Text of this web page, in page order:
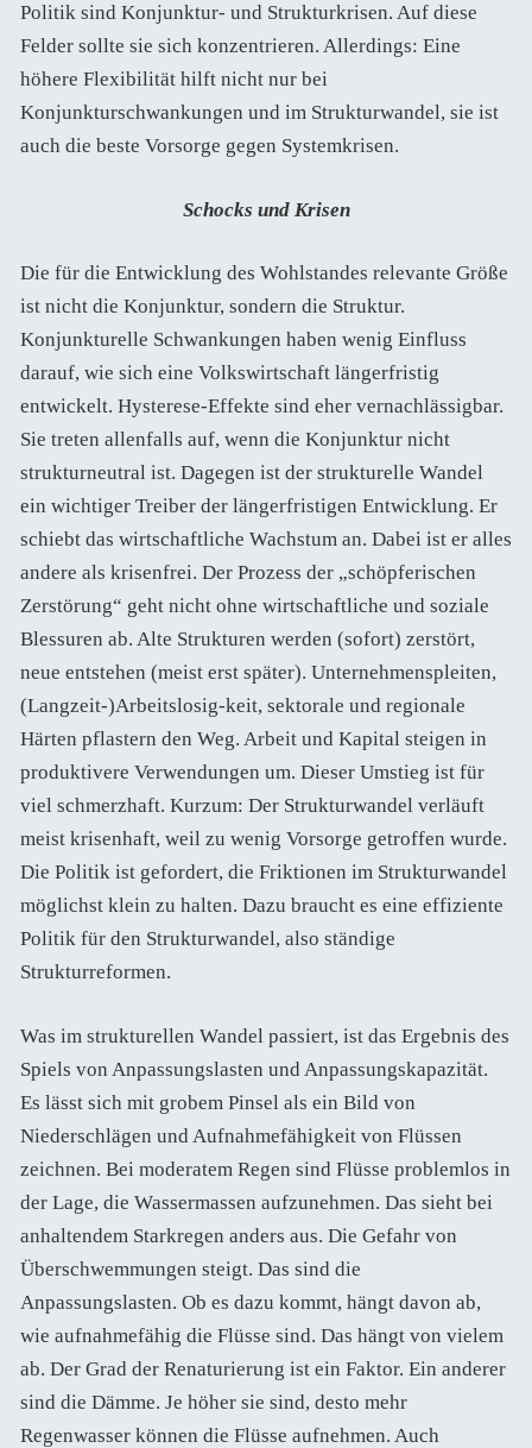
Politik sind Konjunktur- und Strukturkrisen. Auf diese
Felder sollte sie sich konzentrieren. Allerdings: Eine
höhere Flexibilität hilft nicht nur bei
Konjunkturschwankungen und im Strukturwandel, sie ist
auch die beste Vorsorge gegen Systemkrisen.
Schocks und Krisen
Die für die Entwicklung des Wohlstandes relevante Größe
ist nicht die Konjunktur, sondern die Struktur.
Konjunkturelle Schwankungen haben wenig Einfluss
darauf, wie sich eine Volkswirtschaft längerfristig
entwickelt. Hysterese-Effekte sind eher vernachlässigbar.
Sie treten allenfalls auf, wenn die Konjunktur nicht
strukturneutral ist. Dagegen ist der strukturelle Wandel
ein wichtiger Treiber der längerfristigen Entwicklung. Er
schiebt das wirtschaftliche Wachstum an. Dabei ist er alles
andere als krisenfrei. Der Prozess der „schöpferischen
Zerstörung“ geht nicht ohne wirtschaftliche und soziale
Blessuren ab. Alte Strukturen werden (sofort) zerstört,
neue entstehen (meist erst später). Unternehmenspleiten,
(Langzeit-)Arbeitslosig-keit, sektorale und regionale
Härten pflastern den Weg. Arbeit und Kapital steigen in
produktivere Verwendungen um. Dieser Umstieg ist für
viel schmerzhaft. Kurzum: Der Strukturwandel verläuft
meist krisenhaft, weil zu wenig Vorsorge getroffen wurde.
Die Politik ist gefordert, die Friktionen im Strukturwandel
möglichst klein zu halten. Dazu braucht es eine effiziente
Politik für den Strukturwandel, also ständige
Strukturreformen.
Was im strukturellen Wandel passiert, ist das Ergebnis des
Spiels von Anpassungslasten und Anpassungskapazität.
Es lässt sich mit grobem Pinsel als ein Bild von
Niederschlägen und Aufnahmefähigkeit von Flüssen
zeichnen. Bei moderatem Regen sind Flüsse problemlos in
der Lage, die Wassermassen aufzunehmen. Das sieht bei
anhaltendem Starkregen anders aus. Die Gefahr von
Überschwemmungen steigt. Das sind die
Anpassungslasten. Ob es dazu kommt, hängt davon ab,
wie aufnahmefähig die Flüsse sind. Das hängt von vielem
ab. Der Grad der Renaturierung ist ein Faktor. Ein anderer
sind die Dämme. Je höher sie sind, desto mehr
Regenwasser können die Flüsse aufnehmen. Auch